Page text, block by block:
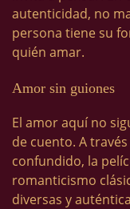
autenticidad, no
persona tiene su
quién amar.
Amor sin guiones
El amor aquí no
de cuento. A
confundido, la
romanticismo
diversas y